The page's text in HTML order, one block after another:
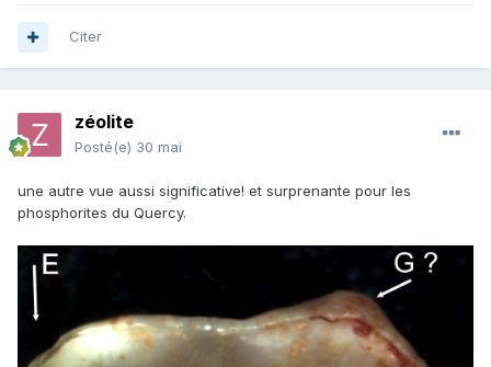
Citer
zéolite
Posté(e) 30 mai
une autre vue aussi significative! et surprenante pour les
phosphorites du Quercy.